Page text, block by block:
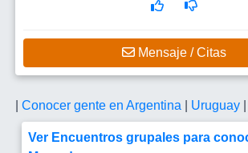
Mensaje / Citas
Conocer gente en Argentina Uruguay
Ver Encuentros grupales para